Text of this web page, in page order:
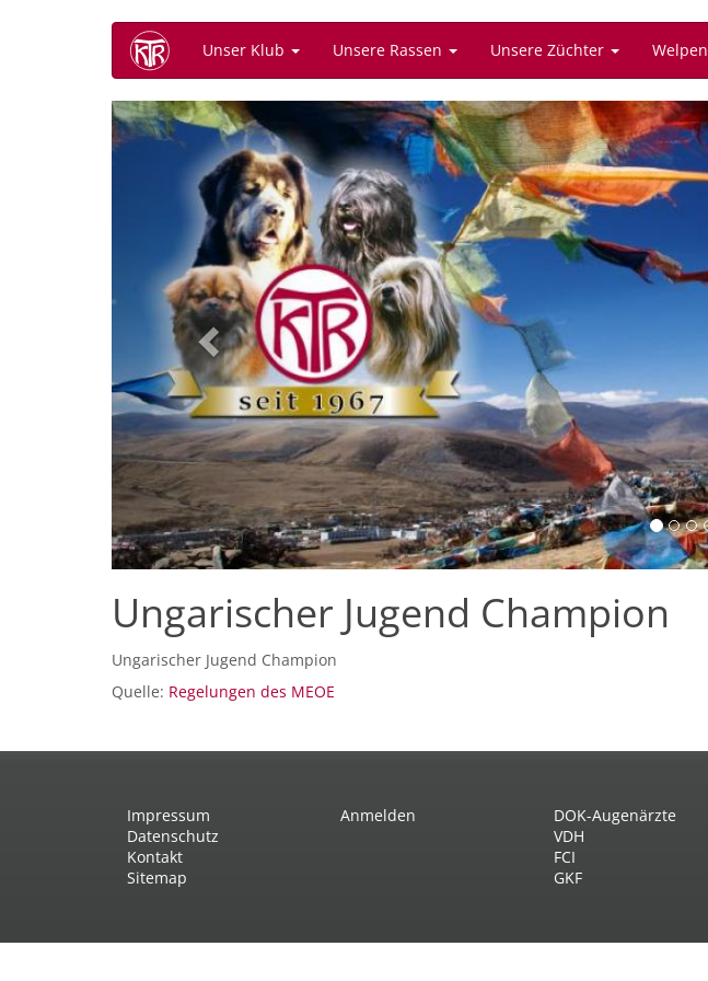
Unser Klub Unsere Rassen Unsere Züchter Welpen
Previous
Ungarischer Jugend Champion
Ungarischer Jugend Champion
Quelle: Regelungen des MEOE
Impressum
Datenschutz
Kontakt
Sitemap
Anmelden
DOK-Augenärzte
VDH
FCI
GKF